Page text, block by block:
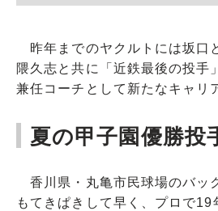
昨年までのヤクルトには坂口
隈久志と共に「近鉄最後の投手
兼任コーチとして新たなキャリ
夏の甲子園優勝投
香川県・丸亀市民球場のバッ
もてきぱきして早く、プロで19